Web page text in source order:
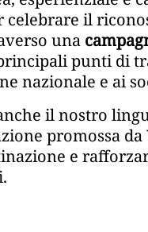
celebrare il
una
punti di
nazionale e ai
il nostro
promossa
e